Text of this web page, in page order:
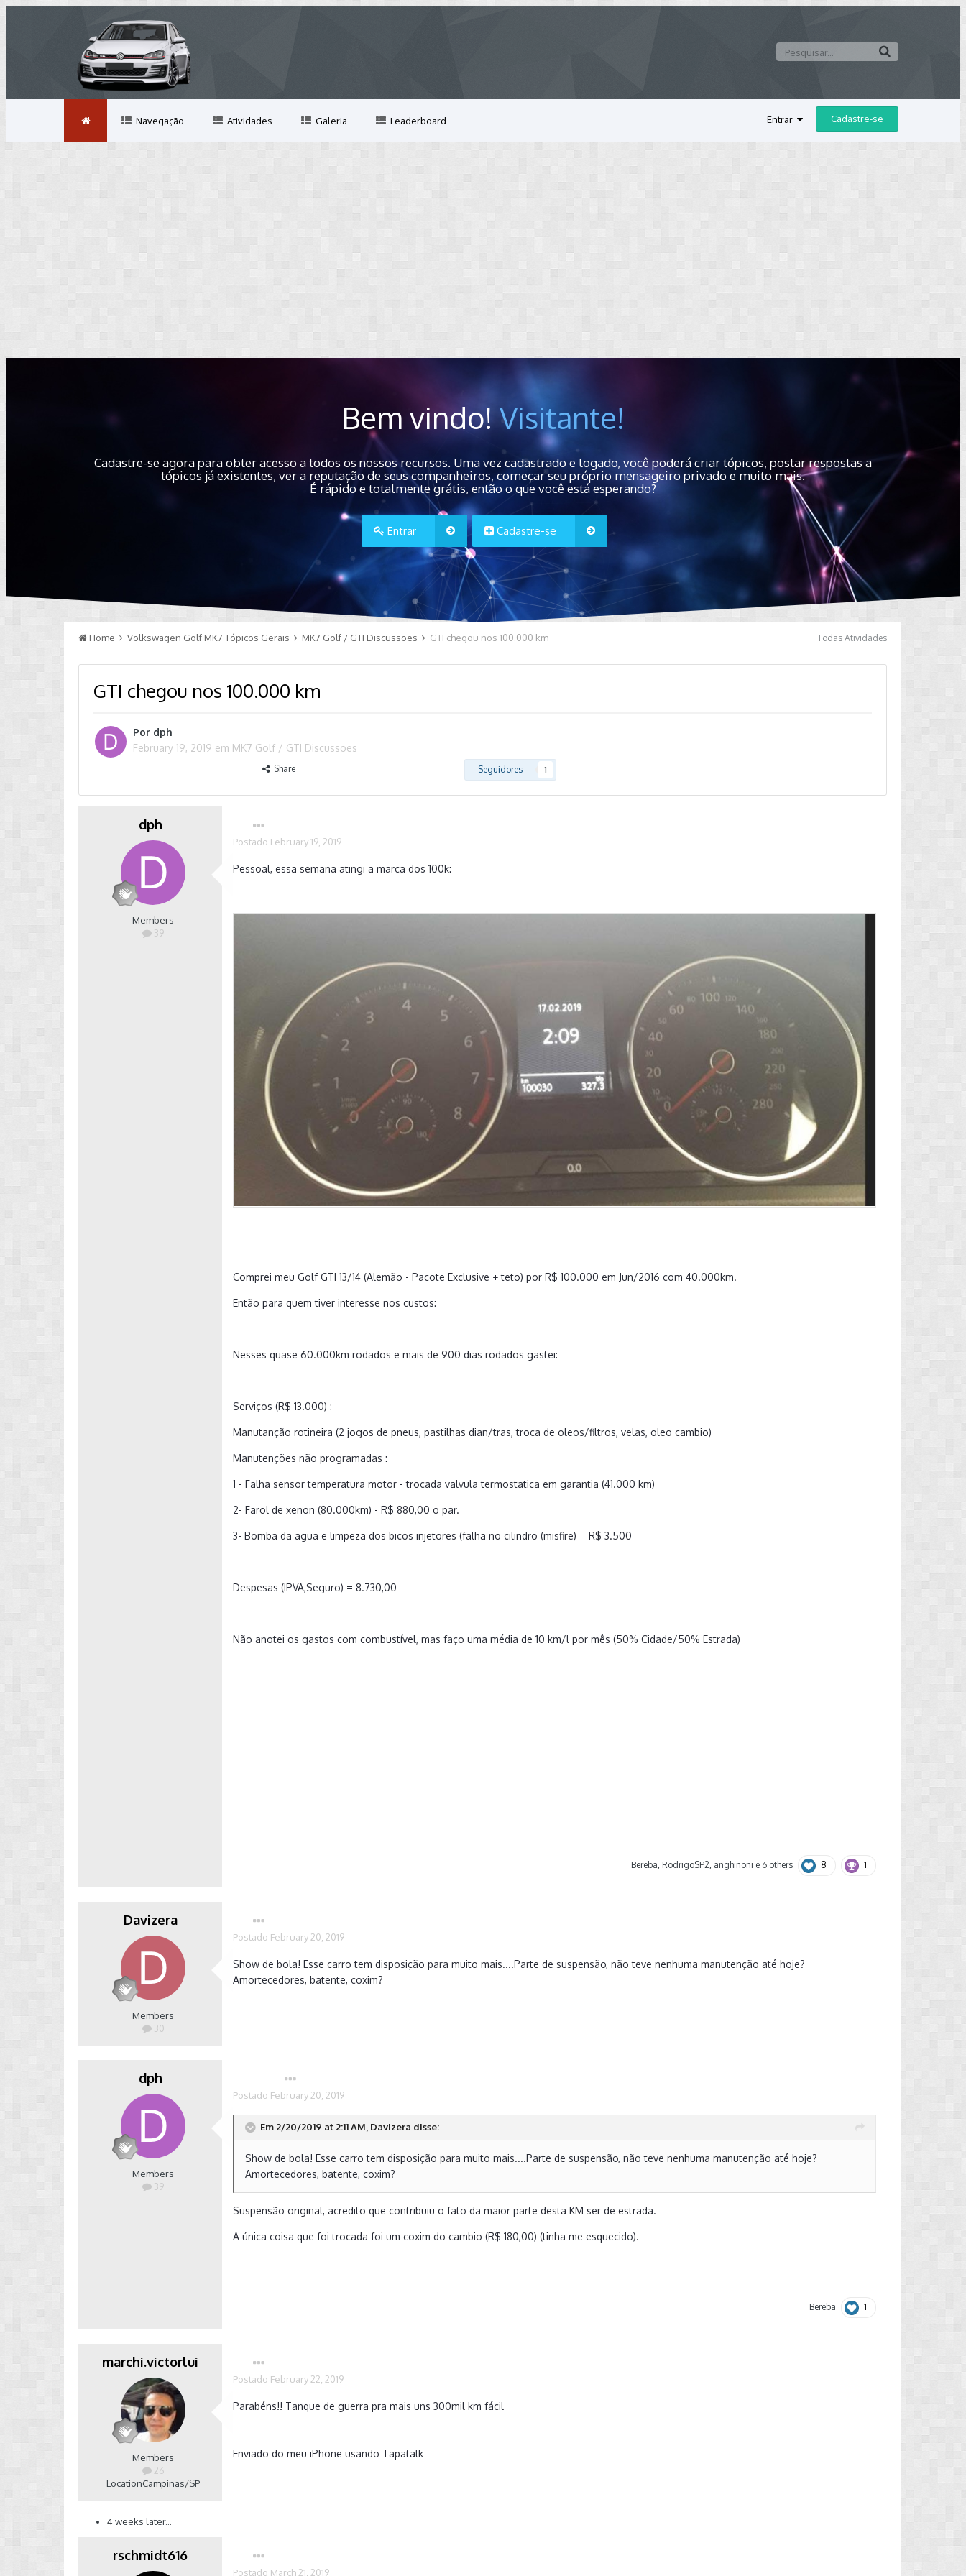
Entrar Cadastre-se
Navegação Atividades Galeria Leaderboard
Bem vindo!Visitante!
Cadastre-se agora para obter acesso a todos os nossos recursos. Uma vez cadastrado e logado, você poderá criar tópicos, postar respostas a
tópicos já existentes, ver a reputação de seus companheiros, começar seu próprio mensageiro privado e muito mais.
É rápido e totalmente grátis, então o que você está esperando?
Entrar Cadastre-se
Todas Atividades
Home Volkswagen Golf MK7 Tópicos Gerais MK7 Golf / GTI Discussoes GTI chegou nos 100.000 km
GTI chegou nos 100.000 km
Por dph
February 19, 2019 em MK7 Golf / GTI Discussoes
Share Seguidores 1
dph
Members
39
Postado February 19, 2019
Pessoal, essa semana atingi a marca dos 100k:
Comprei meu Golf GTI 13/14 (Alemão - Pacote Exclusive + teto) por R$ 100.000 em Jun/2016 com 40.000km.
Então para quem tiver interesse nos custos:
Nesses quase 60.000km rodados e mais de 900 dias rodados gastei:
Serviços (R$ 13.000) :
Manutanção rotineira (2 jogos de pneus, pastilhas dian/tras, troca de oleos/filtros, velas, oleo cambio)
Manutenções não programadas :
1 - Falha sensor temperatura motor - trocada valvula termostatica em garantia (41.000 km)
2- Farol de xenon (80.000km) - R$ 880,00 o par.
3- Bomba da agua e limpeza dos bicos injetores (falha no cilindro (misfire) = R$ 3.500
Despesas (IPVA,Seguro) = 8.730,00
Não anotei os gastos com combustível, mas faço uma média de 10 km/l por mês (50% Cidade/50% Estrada)
Bereba, RodrigoSP2, anghinoni e 6 others 8 1
Davizera
Members
30
Postado February 20, 2019
Show de bola! Esse carro tem disposição para muito mais....Parte de suspensão, não teve nenhuma manutenção até hoje?
Amortecedores, batente, coxim?
dph
Members
39
Postado February 20, 2019
Em 2/20/2019 at 2:11 AM, Davizera disse:
Show de bola! Esse carro tem disposição para muito mais....Parte de suspensão, não teve nenhuma manutenção até hoje?
Amortecedores, batente, coxim?
Suspensão original, acredito que contribuiu o fato da maior parte desta KM ser de estrada.
A única coisa que foi trocada foi um coxim do cambio (R$ 180,00) (tinha me esquecido).
Bereba 1
marchi.victorlui
Members
26
LocationCampinas/SP
Postado February 22, 2019
Parabéns!! Tanque de guerra pra mais uns 300mil km fácil
Enviado do meu iPhone usando Tapatalk
4 weeks later...
rschmidt616
Postado March 21, 2019